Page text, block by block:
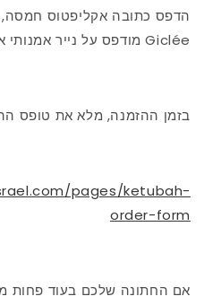
הדפס כתובה אקליפטוס
Giclée מודפס על נייר אמנותי איכותי ביותר.
בזמן ההזמנה, מלא את טופס
pages/ketubah-
order-form